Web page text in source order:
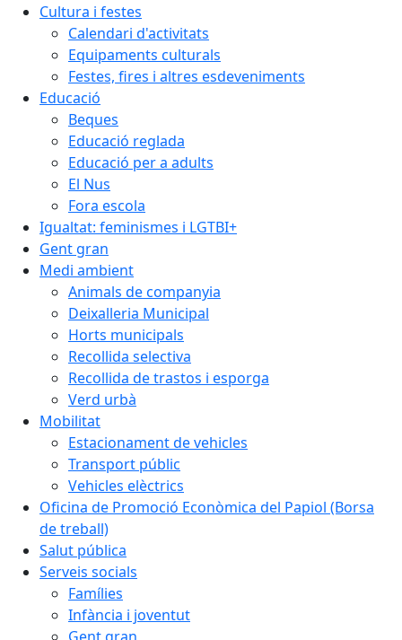
Cultura i festes
Calendari d'activitats
Equipaments culturals
Festes, fires i altres esdeveniments
Educació
Beques
Educació reglada
Educació per a adults
El Nus
Fora escola
Igualtat: feminismes i LGTBI+
Gent gran
Medi ambient
Animals de companyia
Deixalleria Municipal
Horts municipals
Recollida selectiva
Recollida de trastos i esporga
Verd urbà
Mobilitat
Estacionament de vehicles
Transport públic
Vehicles elèctrics
Oficina de Promoció Econòmica del Papiol (Borsa
de treball)
Salut pública
Serveis socials
Famílies
Infància i joventut